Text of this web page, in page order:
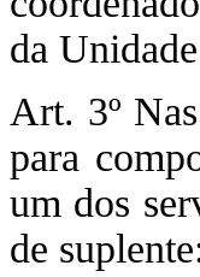
da
Art. 3º
para
um dos
de